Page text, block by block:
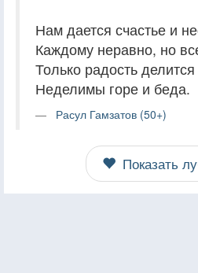
Нам дается счастье и
Каждому неравно, но
Только радость
Неделимы горе и беда.
Расул Гамзатов (50+)
Показать